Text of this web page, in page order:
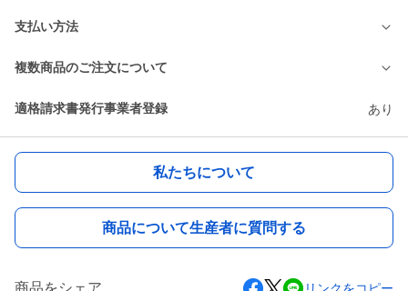
支払い方法
複数商品のご注文について
適格請求書発行事業者登録 あり
私たちについて
商品について生産者に質問する